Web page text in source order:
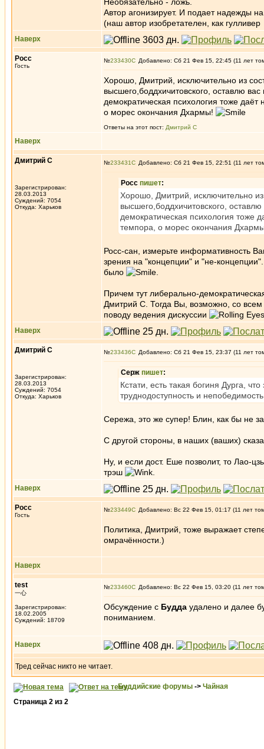
Автор агонизирует. И подает надежды
(наш автор изобретателен, как
Наверх
Росс
Гость
№233430 Добавлено: Сб 21 Фев 15, 22:45 (11 лет
Хорошо, Дмитрий, исключительно из
высшего,боддхичитовского, оставлю
демократическая психология тоже
о морес окончания Дхармы!
Ответы на этот пост: Дмитрий С
Наверх
Дмитрий С
Зарегистрирован:
28.03.2013
Суждений: 7054
Откуда: Харьков
№233431 Добавлено: Сб 21 Фев 15, 22:51 (11 лет
Росс пишет:
Хорошо, Дмитрий, исключительно из
высшего,боддхичитовского,
демократическая психология тоже
темпора, о морес окончания
Росс-сан, измерьте информативность
зрения на "концепции" и "не-
было
Причем тут либерально-
Дмитрий С. Тогда Вы, возможно, со всем
поводу ведения дискуссии
Наверх
Дмитрий С
Зарегистрирован:
28.03.2013
Суждений: 7054
Откуда: Харьков
№233436 Добавлено: Сб 21 Фев 15, 23:37 (11 лет
Серж пишет:
Кстати, есть такая богиня Дурга,
труднодоступность и
Сережа, это же супер! Блин, как бы не
С другой стороны, в наших (ваших)
Ну, и если дост. Еше позволит, то Лао-
трэш
Наверх
Росс
Гость
№233449 Добавлено: Вс 22 Фев 15, 01:17 (11 лет
Политика, Дмитрий, тоже выражает
омрачённости.)
Наверх
test
一心
Зарегистрирован:
18.02.2005
Суждений: 18709
№233460 Добавлено: Вс 22 Фев 15, 03:20 (11 лет
Обсуждение с Будда удалено и далее
пониманием.
Наверх
Тред сейчас никто не читает.
Буддийские форумы -> Чайная
Страница 2 из 2